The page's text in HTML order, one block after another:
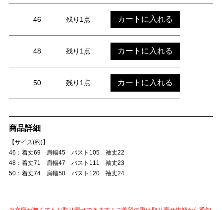
46 残り1点 カートに入れる
48 残り1点 カートに入れる
50 残り1点 カートに入れる
商品詳細
【サイズ(約)】
46：着丈69 肩幅45 バスト105 袖丈22
48：着丈71 肩幅47 バスト111 袖丈23
50：着丈74 肩幅50 バスト120 袖丈24